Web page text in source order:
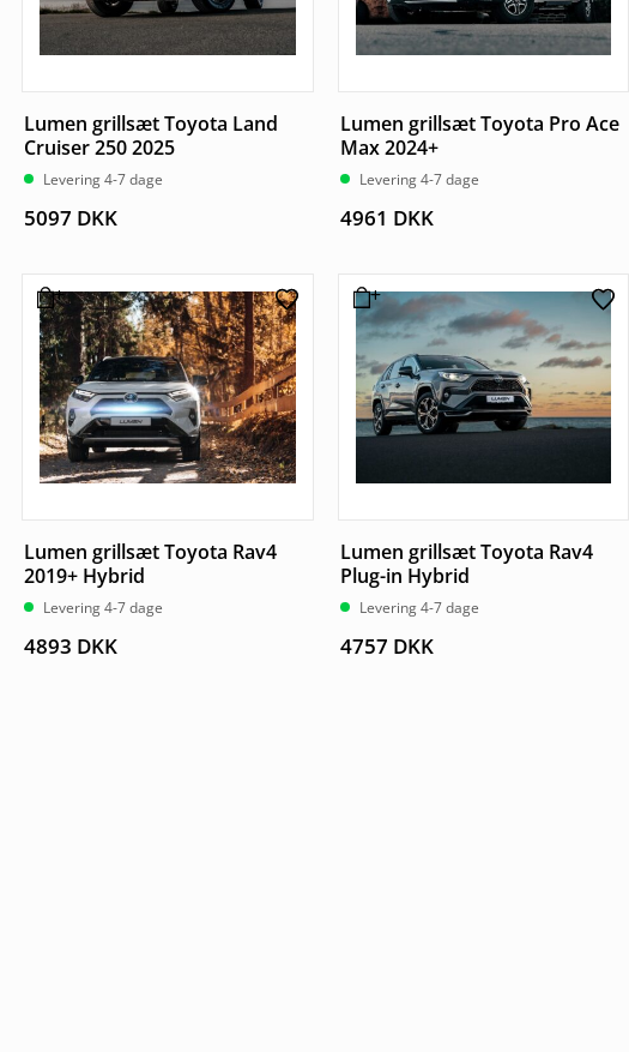
Cruiser 250 2025
Levering 4-7 dage
5097DKK
Max 2024+
Levering 4-7 dage
4961DKK
2019+ Hybrid
Levering 4-7 dage
4893DKK
Plug-in Hybrid
Levering 4-7 dage
4757DKK